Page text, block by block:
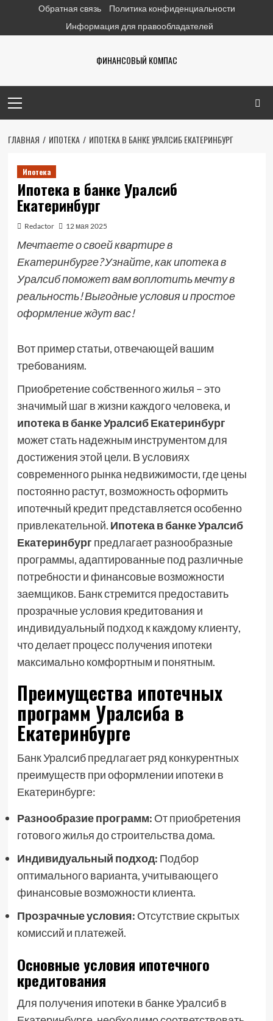
содержимому
Обратная связь
Политика конфиденциальности
Информация для правообладателей
ФИНАНСОВЫЙ КОМПАС
меню
ГЛАВНАЯ ИПОТЕКА ИПОТЕКА В БАНКЕ УРАЛСИБ ЕКАТЕРИНБУРГ
Ипотека
Ипотека в банке Уралсиб
Екатеринбург
Redactor 12 мая 2025
Мечтаете о своей квартире в
Екатеринбурге? Узнайте, как ипотека в
Уралсиб поможет вам воплотить мечту в
реальность! Выгодные условия и простое
оформление ждут вас!
Вот пример статьи, отвечающей вашим
требованиям.
Приобретение собственного жилья – это
значимый шаг в жизни каждого человека, и
ипотека в банке Уралсиб Екатеринбург
может стать надежным инструментом для
достижения этой цели. В условиях
современного рынка недвижимости, где цены
постоянно растут, возможность оформить
ипотечный кредит представляется особенно
привлекательной. Ипотека в банке Уралсиб
Екатеринбург предлагает разнообразные
программы, адаптированные под различные
потребности и финансовые возможности
заемщиков. Банк стремится предоставить
прозрачные условия кредитования и
индивидуальный подход к каждому клиенту,
что делает процесс получения ипотеки
максимально комфортным и понятным.
Преимущества ипотечных
программ Уралсиба в
Екатеринбурге
Банк Уралсиб предлагает ряд конкурентных
преимуществ при оформлении ипотеки в
Екатеринбурге:
Разнообразие программ: От приобретения
готового жилья до строительства дома.
Индивидуальный подход: Подбор
оптимального варианта, учитывающего
финансовые возможности клиента.
Прозрачные условия: Отсутствие скрытых
комиссий и платежей.
Основные условия ипотечного
кредитования
Для получения ипотеки в банке Уралсиб в